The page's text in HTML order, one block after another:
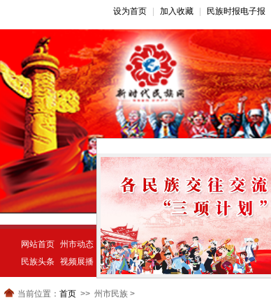
设为首页 加入收藏 民族时报电子报
网站首页 州市动态 推荐新闻 公告公示 新闻动态
民族头条
视频展播 统一战线 民族动态 宗教视窗
民族经济
当前位置： 首页 >> 州市民族 >